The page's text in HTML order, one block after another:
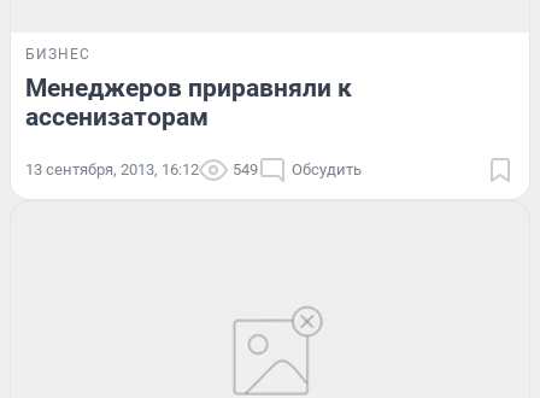
БИЗНЕС
Менеджеров приравняли к
ассенизаторам
13 сентября, 2013, 16:12 549 Обсудить